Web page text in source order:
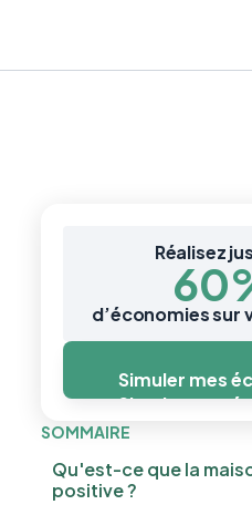
Réalisez
d’économies sur
Simuler mes
Simuler mes
SOMMAIRE
Qu'est-ce que la
positive ?